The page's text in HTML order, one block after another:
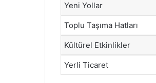
Yeni Yollar
Toplu Taşıma Hatları
Kültürel Etkinlikler
Yerli Ticaret